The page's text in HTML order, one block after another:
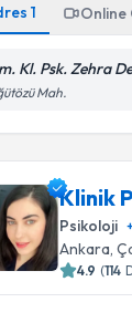
1 Online
Kl. Psk. Zehra
Mah.
Klinik
Psikoloji
Ankara ,
4.9 (114